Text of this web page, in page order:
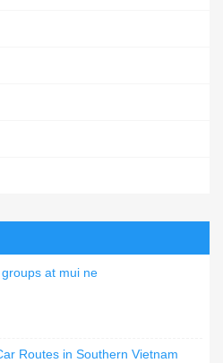
at mui ne
Routes in Southern Vietnam